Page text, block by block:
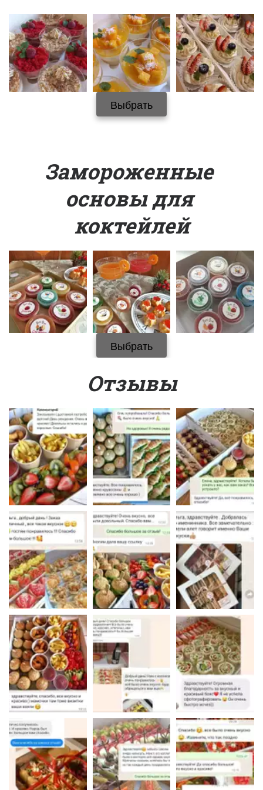
Выбрать
Замороженные
основы для
коктейлей
Выбрать
Отзывы